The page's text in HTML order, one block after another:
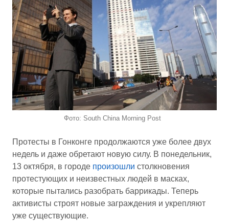
Фото: South China Morning Post
Протесты в Гонконге продолжаются уже более двух
недель и даже обретают новую силу. В понедельник,
13 октября, в городе произошли столкновения
протестующих и неизвестных людей в масках,
которые пытались разобрать баррикады. Теперь
активисты строят новые заграждения и укрепляют
уже существующие.